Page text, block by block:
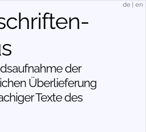
der
Über­lieferung
Texte des
de en